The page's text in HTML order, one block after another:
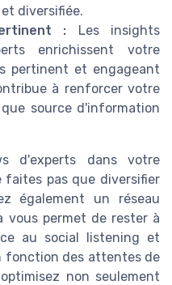
diversifiée.
: Les insights
enrichissent votre
pertinent et engageant
à renforcer votre
source d'information
d'experts dans votre
faites pas que diversifier
également un réseau
vous permet de rester à
au social listening et
fonction des attentes de
non seulement